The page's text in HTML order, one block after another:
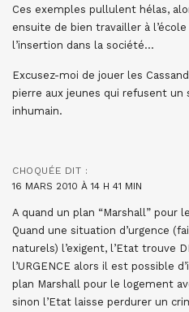
Ces exemples pullulent hélas,
ensuite de bien travailler à l’école
l’insertion dans la société…
Excusez-moi de jouer les
pierre aux jeunes qui refusent
inhumain.
CHOQUÉE DIT :
16 MARS 2010 À 14 H 41 MIN
A quand un plan “Marshall” pour
Quand une situation d’urgence
naturels) l’exigent, l’Etat trouve
l’URGENCE alors il est possible
plan Marshall pour le logement
sinon l’Etat laisse perdurer un